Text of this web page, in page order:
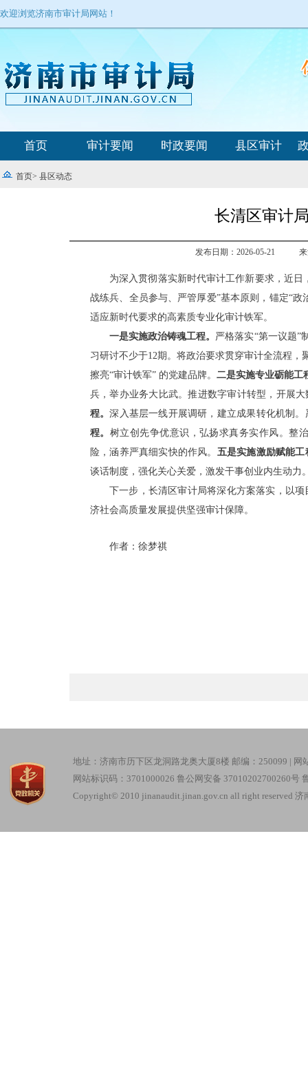
欢迎浏览济南市审计局网站！
首页 审计要闻 时政要闻 县区审计
首页> 县区动态
长清区审计
发布日期：2026-05-21
为深入贯彻落实新时代审计工作新要求，近
战练兵、全员参与、严管厚爱”基本原则，锚定“
适应新时代要求的高素质专业化审计铁军。
一是实施政治铸魂工程。 严格落实“第一议题”
习研讨不少于12期。将政治要求贯穿审计全流程
擦亮“审计铁军” 的党建品牌。 二是实施专业砺能工
兵，举办业务大比武。推进数字审计转型，开展
程。深入基层一线开展调研，建立成果转化机制
程。 树立创先争优意识，弘扬求真务实作风。整
险，涵养严真细实快的作风。 五是实施激励赋能工
谈话制度，强化关心关爱，激发干事创业内生动力
下一步，长清区审计局将深化方案落实，以
济社会高质量发展提供坚强审计保障。
作者：徐梦祺
地址：济南市历下区龙洞路龙奥大厦8楼 邮编：250099 | 网
网站标识码：3701000026 鲁公网安备 37010202700260号
Copyright© 2010 jinanaudit.jinan.gov.cn all right reserved